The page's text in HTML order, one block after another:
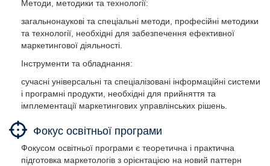
Методи, методики та технології:
загальнонаукові та спеціальні методи, професійні методики
та технології, необхідні для забезпечення ефективної
маркетингової діяльності.
Інструменти та обладнання:
сучасні універсальні та спеціалізовані інформаційні системи
і програмні продукти, необхідні для прийняття та
імплементації маркетингових управлінських рішень.
Фокус освітньої програми
Фокусом освітньої програми є теоретична і практична
підготовка маркетологів з орієнтацією на новий паттерн